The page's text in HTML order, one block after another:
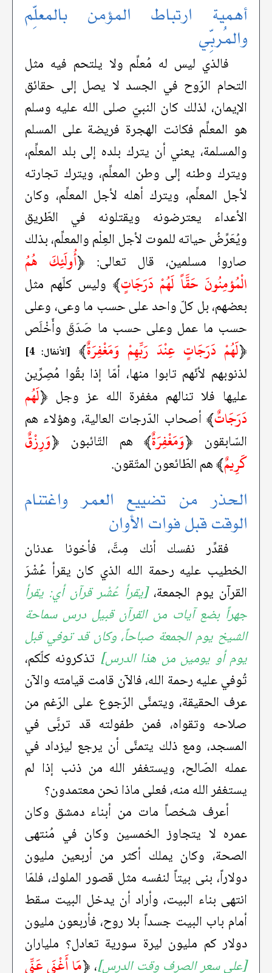
أهمية ارتباط المؤمن بالمعلِّم
والمُربِّي
فالذي ليس له مُعلِّم ولا يلتحم فيه مثل
التحام الرّوح في الجسد لا يصل إلى حقائق
الإيمان، لذلك كان النبيّ صلى الله عليه وسلم
هو المعلِّم فكانت الهجرة فريضة على المسلم
والمسلمة، يعني أن يترك بلده إلى بلد المعلِّم،
ويترك وطنه إلى وطن المعلِّم، ويترك تجارته
لأجل المعلِّم، ويترك أهله لأجل المعلِّم، وكان
الأعداء يعترضونه ويقتلونه في الطّريق
ويُعَرِّضُ حياته للموت لأجل العِلْم والمعلِّم، بذلك
صاروا مسلمين، قال تعالى: ﴿أُولَئِكَ هُمُ
الْمُؤمِنُونَ حَقَّاً لَهُمْ دَرَجَاتٍ﴾ وليس كلّهم مثل
بعضهم، بل كلّ واحد على حسب ما وعى، وعلى
حسب ما عمل وعلى حسب ما صَدَقَ وأَخْلَص
﴿لَهُمْ دَرَجَاتٍ عِنْدَ رَبِّهِمْ وَمَغْفِرَةٌ﴾ [الأنفال: 4]
لذنوبهم لأنّهم تابوا منها، أمّا إذا بقُوا مُصِرِّين
عليها فلا تنالهم مغفرة الله عز وجل ﴿لَهُم
دَرَجَاتٌ﴾ أصحاب الدّرجات العالية، وهؤلاء هم
السّابقون ﴿وَمَغْفِرَةٌ﴾هم التّائبون ﴿وَرِزْقٌ
كَرِيمٌ﴾هم الطّائعون المتّقون.
الحذر من تضييع العمر واغتنام
الوقت قبل فوات الأوان
فقدِّر نفسك أنك مِتَّ، فأخونا عدنان
الخطيب عليه رحمة الله الذي كان يقرأ عُشْرَ
القرآن يوم الجمعة،[يقرأ عُشْر قرآن أي: يقرأ
جهراً بضع آيات من القرآن قبيل درس سماحة
الشيخ يوم الجمعة صباحاً، وكان قد توفي قبل
يوم أو يومين من هذا الدرس] تذكرونه كلّكم،
تُوفي عليه رحمة الله، فالآن قامت قيامته والآن
عرف الحقيقة، ويتمنَّى الرّجوع على الرّغم من
صلاحه وتقواه، فمن طفولته قد تربَّى في
المسجد، ومع ذلك يتمنَّى أن يرجع ليزداد في
عمله الصّالح، ويستغفر الله من ذنب إذا لم
يستغفر الله منه، فعلى ماذا نحن معتمدون؟
أعرف شخصاً مات من أبناء دمشق وكان
عمره لا يتجاوز الخمسين وكان في مُنتهى
الصحة، وكان يملك أكثر من أربعين مليون
دولاراً، بنى بيتاً لنفسه مثل قصور الملوك، فلمّا
انتهى بناء البيت، وأراد أن يدخل البيت سقط
أمام باب البيت جسداً بلا روح، فأربعون مليون
دولار كم مليون ليرة سورية تعادل؟ ملياران
[على سعر الصرف وقت الدرس]، ﴿مَا أَغْنَى عَنِّي